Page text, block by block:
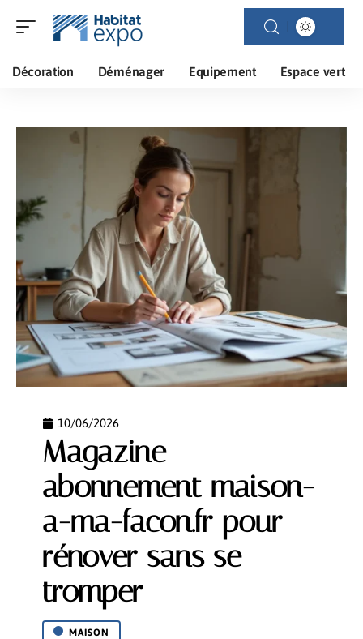
Décoration Déménager Equipement Espace vert
10/06/2026
Magazine
abonnement maison-
a-ma-facon.fr pour
rénover sans se
tromper
MAISON